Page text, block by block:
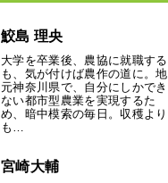
鮫島 理央
大学を卒業後、農協に就職する
も、気が付けば農作の道に。地
元神奈川県で、自分にしかでき
ない都市型農業を実現するた
め、暗中模索の毎日。収穫より
も…
宮崎大輔